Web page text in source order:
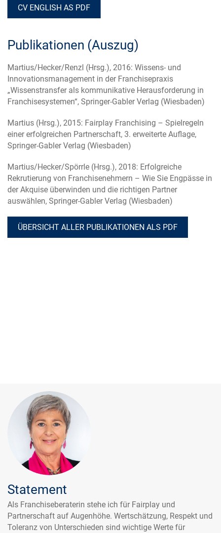
CV ENGLISH AS PDF
Publikationen (Auszug)
Martius/Hecker/Renzl (Hrsg.), 2016: Wissens- und
Innovationsmanagement in der Franchisepraxis
„Wissenstransfer als kommunikative Herausforderung in
Franchisesystemen“, Springer-Gabler Verlag (Wiesbaden)
Martius (Hrsg.), 2015: Fairplay Franchising – Spielregeln
einer erfolgreichen Partnerschaft, 3. erweiterte Auflage,
Springer-Gabler Verlag (Wiesbaden)
Martius/Hecker/Spörrle (Hrsg.), 2018: Erfolgreiche
Rekrutierung von Franchisenehmern – Wie Sie Engpässe in
der Akquise überwinden und die richtigen Partner
auswählen, Springer-Gabler Verlag (Wiesbaden)
ÜBERSICHT ALLER PUBLIKATIONEN ALS PDF
Statement
Als Franchiseberaterin stehe ich für Fairplay und
Partnerschaft auf Augenhöhe. Wertschätzung, Respekt und
Toleranz von Unterschieden sind wichtige Werte für